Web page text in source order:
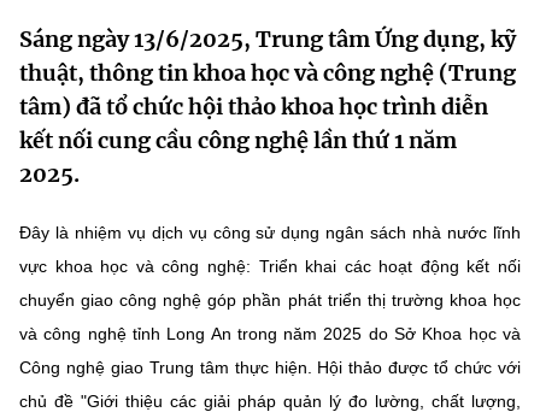
Chức năng nhiệm vụ
Cơ cấu tổ chức
Lịch sử phát triển
Sở Khoa học và Công nghệ
Tin tức sự kiện
Khoa học và Công nghệ
Đổi mới sáng tạo
Chuyển đổi số
Bưu chính, Viễn thông
Sở hữu trí tuệ
Tiêu chuẩn, đo lường, chất lượng
Dịch vụ công
Hệ thống văn bản
Văn bản chỉ đạo điều hành
Lấy ý kiến người dân về dự thảo VBQPPL
THỐNG KÊ
Khoa học và Công nghệ
Multimedia
THƯ ĐIỆN TỬ
Sáng ngày 13/6/2025, Trung tâm Ứng dụng, kỹ
thuật, thông tin khoa học và công nghệ (Trung
tâm) đã tổ chức hội thảo khoa học trình diễn
kết nối cung cầu công nghệ lần thứ 1 năm
2025.
Đây là nhiệm vụ dịch vụ công sử dụng ngân sách nhà nước lĩnh
vực khoa học và công nghệ: Triển khai các hoạt động kết nối
chuyển giao công nghệ góp phần phát triển thị trường khoa học
và công nghệ tỉnh Long An trong năm 2025 do Sở Khoa học và
Công nghệ giao Trung tâm thực hiện. Hội thảo được tổ chức với
chủ đề "Giới thiệu các giải pháp quản lý đo lường, chất lượng,